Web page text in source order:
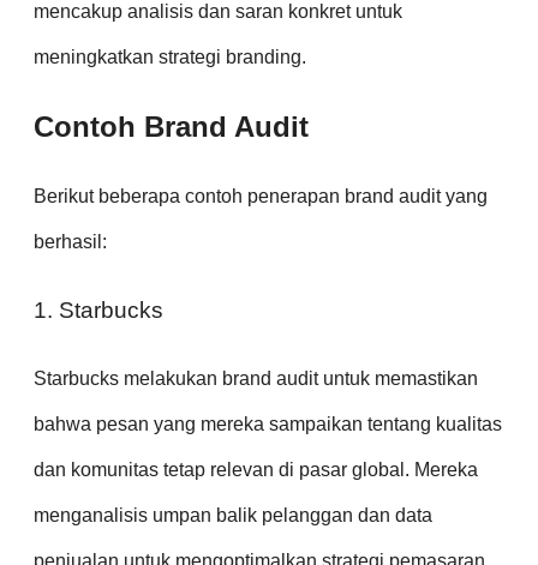
mencakup analisis dan saran konkret untuk
meningkatkan strategi branding.
Contoh Brand Audit
Berikut beberapa contoh penerapan brand audit yang
berhasil:
1. Starbucks
Starbucks melakukan brand audit untuk memastikan
bahwa pesan yang mereka sampaikan tentang kualitas
dan komunitas tetap relevan di pasar global. Mereka
menganalisis umpan balik pelanggan dan data
penjualan untuk mengoptimalkan strategi pemasaran